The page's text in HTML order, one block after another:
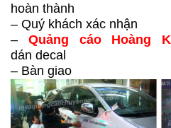
hoàn thành
– Quý khách xác nhận
– Quảng cáo Hoàng
dán decal
– Bàn giao